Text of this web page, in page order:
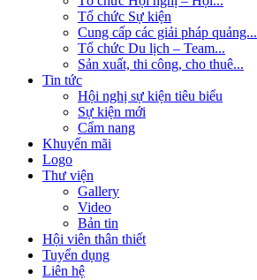
Tổ chức Sự kiện
Cung cấp các giải pháp quảng...
Tổ chức Du lịch – Team...
Sản xuất, thi công, cho thuê...
Tin tức
Hội nghị sự kiện tiêu biểu
Sự kiện mới
Cẩm nang
Khuyến mãi
Logo
Thư viện
Gallery
Video
Bản tin
Hội viên thân thiết
Tuyển dụng
Liên hệ